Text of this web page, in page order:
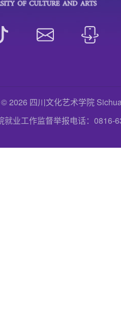
© 2026 四川文化艺术学院
就业工作监督举报电话：